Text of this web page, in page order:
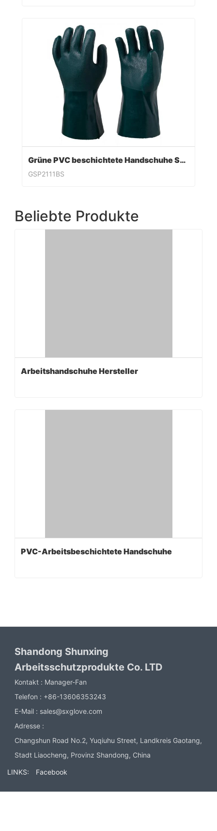
Grüne PVC beschichtete Handschuhe Sandy Finish
GSP2111BS
Beliebte Produkte
Arbeitshandschuhe Hersteller
PVC-Arbeitsbeschichtete Handschuhe
Shandong Shunxing
Arbeitsschutzprodukte Co. LTD
Kontakt : Manager-Fan
Telefon : +86-13606353243
E-Mail : sales@sxglove.com
Adresse :
Changshun Road No.2, Yuqiuhu Street, Landkreis Gaotang,
Stadt Liaocheng, Provinz Shandong, China
LINKS: Facebook